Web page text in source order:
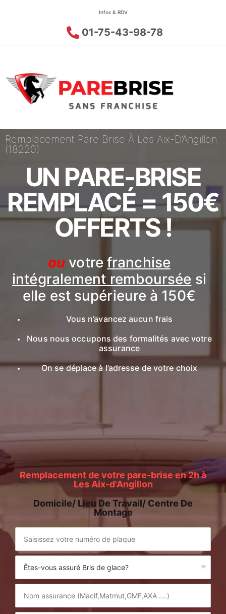
Infos & RDV
01-75-43-98-78
Remplacement Pare Brise À Les Aix-D’Angillon
(18220)
UN PARE-BRISE
REMPLACÉ = 150€
OFFERTS !
ou votre franchise
intégralement remboursée si
elle est supérieure à 150€
Vous n’avancez aucun frais
Nous nous occupons des formalités avec votre
assurance
On se déplace à l’adresse de votre choix
Remplacement de votre pare-brise en 2h à
Les Aix-d'Angillon
Domicile/ Lieu De Travail/ Centre De
Montage